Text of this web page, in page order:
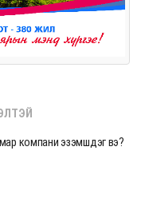
компани эзэмшдэг вэ?